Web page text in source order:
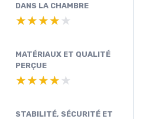
DANS LA CHAMBRE
★★★★★
★★★★★
MATÉRIAUX ET QUALITÉ
PERÇUE
★★★★★
★★★★★
STABILITÉ, SÉCURITÉ ET